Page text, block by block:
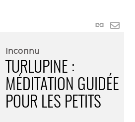
Lien
Inconnu
TURLUPINE :
MÉDITATION GUIDÉE
POUR LES PETITS